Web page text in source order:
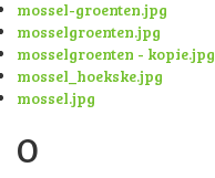
mossel-groenten.jpg
mosselgroenten.jpg
mosselgroenten - kopie.jpg
mossel_hoekske.jpg
mossel.jpg
O